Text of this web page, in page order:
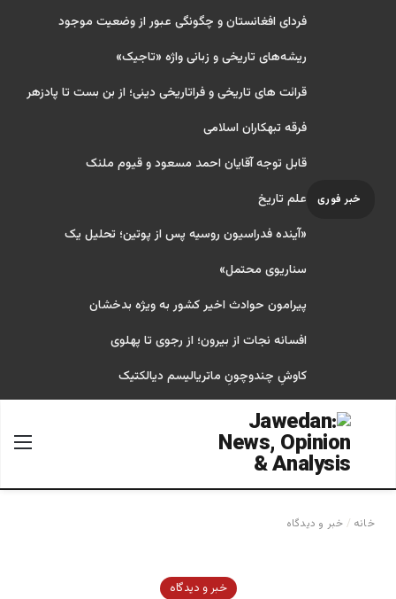
خبر فوری
فردای افغانستان و چگونگی عبور از وضعیت موجود
ریشه‌های تاریخی و زبانی واژه «تاجیک»
قرائت های تاریخی و فراتاریخی دینی؛ از بن بست تا پادزهر
فرقه تبهکاران اسلامی
قابل توجه آقایان احمد مسعود و قیوم ملنک
علم تاریخ
«آینده فدراسیون روسیه پس از پوتین؛ تحلیل یک
سناریوی محتمل»
پیرامون حوادث اخیر کشور به ویژه بدخشان
افسانه نجات از بیرون؛ از رجوی تا پهلوی
کاوشِ چندو‌چونِ ماتریالیسم دیالکتیک
جستجو برای
خانه / خبر و دیدگاه
خبر و دیدگاه